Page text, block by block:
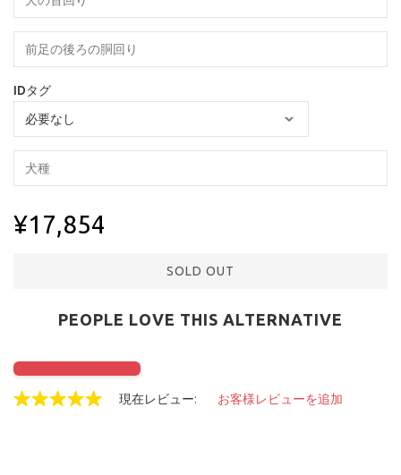
IDタグ
¥17,854
SOLD OUT
PEOPLE LOVE THIS ALTERNATIVE
Click to check it out
現在レビュー: お客様レビューを追加